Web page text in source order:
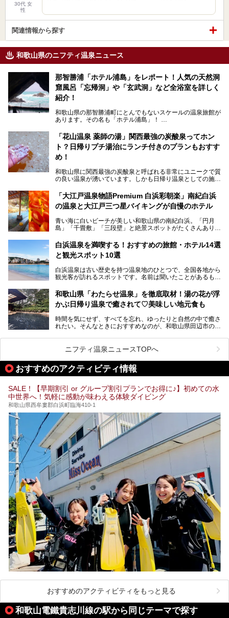
30代 女
性
関連情報から探す
和歌山県のニフティ温泉ニュース
那智勝浦「ホテル浦島」をレポート！人気の天然洞
窟風呂「忘帰洞」や「玄武洞」など全浴室を詳しく
紹介！
和歌山県の那智勝浦町にとんでもないスケールの温泉旅館が
あります。その名も「ホテル浦島」！
泉。日本一長いエスカレーターで「本館」と「山上館」を結
び、海を一望する絶景も。
6ヵ所のお風呂のうち5ヵ所までは日帰り入浴も可。可愛ら
しいカメさんの形の送迎船「浦島丸」に乗っていざ、温泉の
湧く竜宮城へ！
───
提供元：那智勝浦町【PR】
この記事は那智勝浦町のPR記事です。
「花山温泉 薬師の湯」関西最強の炭酸泉ってホン
ト？日帰りプチ湯治にランチ付きのプランもおすす
め！
和歌山県に関西最強の炭酸泉と呼ばれる非常にユニークで質
の良い温泉が湧いています。しかも日帰り温泉としての施設
薬師の湯」。朝一番のお風呂にはパリパリシャリシャリと膜
が張って、それを砕きながら入浴できるとか！
ンチに人気のお食事処メニューも紹介しちゃいます！
「大江戸温泉物語Premium 白浜彩朝楽」南紀白浜
の温泉と大江戸三つ星バイキングが自慢のホテル
青い海に白いビーチが美しい和歌山県の南紀白浜。「円月
島」「千畳敷」「三段壁」と絶景スポットがたくさんありま
場する歴史の古さから日本三古湯の一つにも。
そんな「南紀白浜温泉」の「大江戸温泉物語Premium 白浜
グ」がスタートしました。温泉＆バイキング＆レジャースポ
ットとしてのこのホテルの魅力をたっぷり体験してきたので
───
提供元：大江戸温泉物語ホテルズ＆リゾーツ株式会社【P
この記事は大江戸温泉物語Premium 白浜彩朝楽のPR記事で
す。
白浜温泉を満喫する！おすすめの旅館・ホテル14選
と観光スポット10選
白浜温泉は古い歴史を持つ温泉地のひとつで、全国各地から
観光客が訪れるスポットです。名前は聞いたことがあるもの
か、実は知らない方も多いのではないでしょうか。
そこで今回は、白浜温泉ビギナー向けの基本情報をご紹介し
浜温泉を訪れるなら外せない観光スポットも合わせてご紹介
します。
和歌山県「わたらせ温泉」を徹底取材！湯の花が浮
かぶ日帰り温泉で癒されて♡美味しい地元食も
時間を気にせず、すべてを忘れ、ゆったりと自然の中で癒さ
れたい。そんなときにおすすめなのが、和歌山県田辺市の
の豊かな山々を眺めながら、どんどん期待が膨らみますよ。
「わたらせ温泉」では、温泉に入れるだけではなく、地元の
特産品を使った食事をいただける「露天食堂」でお腹も満た
すことができます。ぜひチェックしてくださいね。
ニフティ温泉ニュースTOPへ
おすすめのアクティビティ情報
SALE！【早期割引 or グループ割引プランでお得に♪】初めての水
中世界へ！気軽に感動が味わえる体験ダイビング
和歌山県西牟婁郡白浜町臨海410-1
おすすめのアクティビティをもっと見る
和歌山電鐵貴志川線の駅から同じテーマで探す